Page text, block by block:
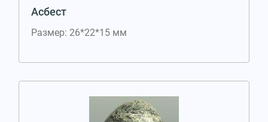
Асбест
Размер: 26*22*15 мм